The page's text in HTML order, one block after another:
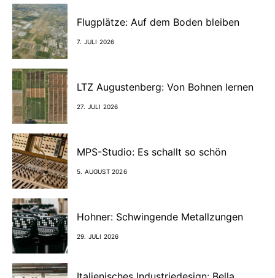
Flugplätze: Auf dem Boden bleiben
7. JULI 2026
LTZ Augustenberg: Von Bohnen lernen
27. JULI 2026
MPS-Studio: Es schallt so schön
5. AUGUST 2026
Hohner: Schwingende Metallzungen
29. JULI 2026